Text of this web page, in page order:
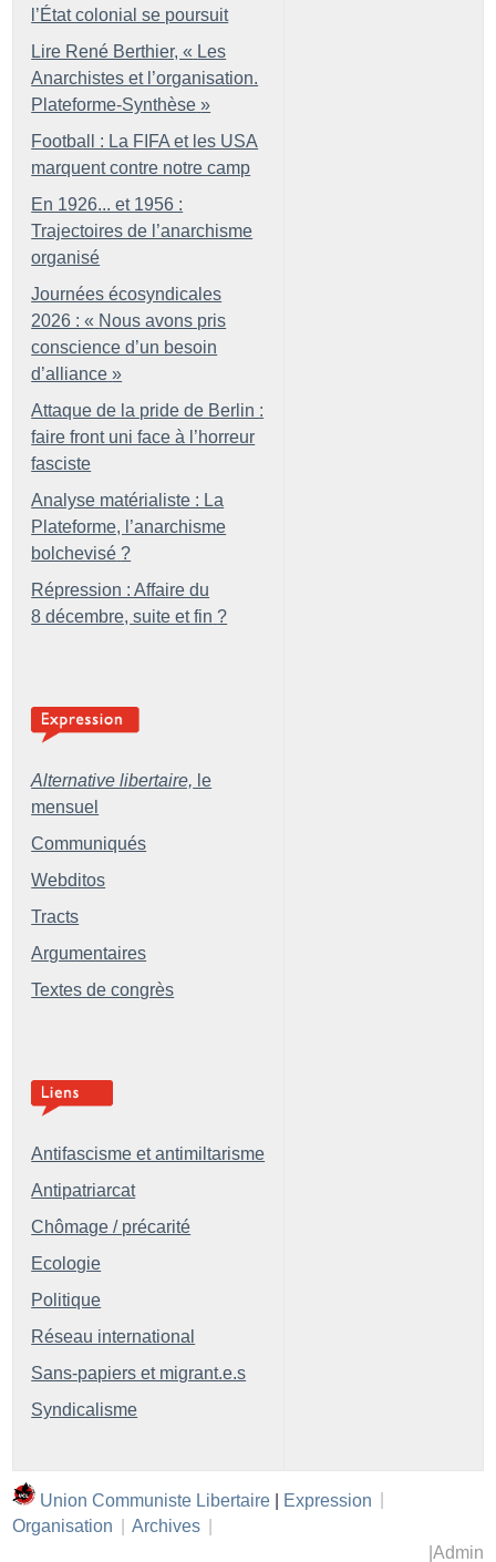
l’État colonial se poursuit
Lire René Berthier, « Les
Anarchistes et l’organisation.
Plateforme-Synthèse »
Football : La FIFA et les USA
marquent contre notre camp
En 1926... et 1956 :
Trajectoires de l’anarchisme
organisé
Journées écosyndicales
2026 : « Nous avons pris
conscience d’un besoin
d’alliance »
Attaque de la pride de Berlin :
faire front uni face à l’horreur
fasciste
Analyse matérialiste : La
Plateforme, l’anarchisme
bolchevisé ?
Répression : Affaire du
8 décembre, suite et fin ?
Alternative libertaire, le
mensuel
Communiqués
Webditos
Tracts
Argumentaires
Textes de congrès
Antifascisme et antimiltarisme
Antipatriarcat
Chômage / précarité
Ecologie
Politique
Réseau international
Sans-papiers et migrant.e.s
Syndicalisme
Union Communiste Libertaire | Expression
Organisation
Archives
Admin